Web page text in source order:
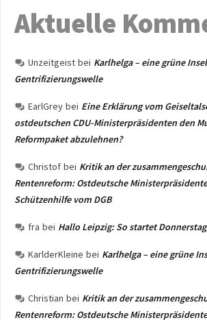
Aktuelle
Unzeitgeist bei Karlhelga – eine grüne
Gentrifizierungswelle
EarlGrey bei Eine Erklärung vom
ostdeutschen CDU-Ministerpräsidenten den
Reformpaket abzulehnen?
Christof bei Kritik an der
Rentenreform: Ostdeutsche
Schützenhilfe vom DGB
fra bei Hallo Leipzig: So startet
KarlderKleine bei Karlhelga – eine grüne
Gentrifizierungswelle
Christian bei Kritik an der
Rentenreform: Ostdeutsche